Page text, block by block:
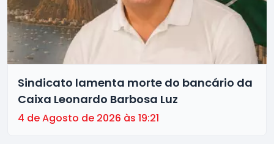
Sindicato lamenta morte do bancário da
Caixa Leonardo Barbosa Luz
4 de Agosto de 2026 às 19:21